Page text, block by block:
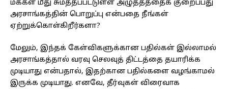
மக்கள் மீது சுமத்தப்பட்டுள்ள அழுத்தத்தைக் குறைப்பது
அரசாங்கத்தின் பொறுப்பு என்பதை நீங்கள்
ஏற்றுக்கொள்கிறீர்களா?
மேலும், இந்தக் கேள்விகளுக்கான பதில்கள் இல்லாமல்
அரசாங்கத்தால் வரவு செலவுத் திட்டத்தை தயாரிக்க
முடியாது என்பதால், இதற்கான பதில்களை வழங்காமல்
இருக்க முடியாது. எனவே, தீர்வுகள் விரைவாக